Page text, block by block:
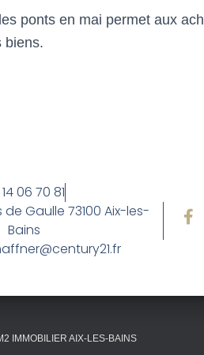
ponts en mai permet aux
biens.
06 70 81
de Gaulle 73100 Aix-les-
Bains
IMMOBILIER AIX-LES-BAINS